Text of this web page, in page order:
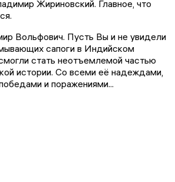
Жириновский. Главное, что
Вольфович. Пусть Вы и не увидели
сапоги в Индийском
стать неотъемлемой частью
истории. Со всеми её надеждами,
и поражениями...